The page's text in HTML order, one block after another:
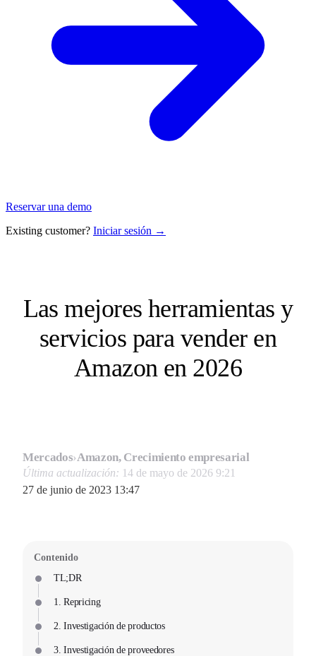
Reservar una demo
Existing customer? Iniciar sesión →
Las mejores herramientas y
servicios para vender en
Amazon en 2026
Mercados›Amazon, Crecimiento empresarial
Última actualización: 14 de mayo de 2026 9:21
27 de junio de 2023 13:47
Contenido
TL;DR
1. Repricing
2. Investigación de productos
3. Investigación de proveedores